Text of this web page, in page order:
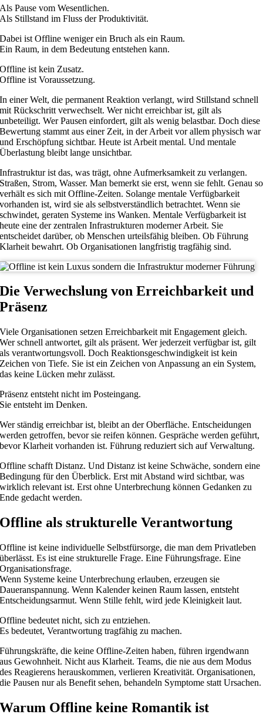
Als Pause vom Wesentlichen.
Als Stillstand im Fluss der Produktivität.
Dabei ist Offline weniger ein Bruch als ein Raum.
Ein Raum, in dem Bedeutung entstehen kann.
Offline ist kein Zusatz.
Offline ist Voraussetzung.
In einer Welt, die permanent Reaktion verlangt, wird Stillstand schnell
mit Rückschritt verwechselt. Wer nicht erreichbar ist, gilt als
unbeteiligt. Wer Pausen einfordert, gilt als wenig belastbar. Doch diese
Bewertung stammt aus einer Zeit, in der Arbeit vor allem physisch war
und Erschöpfung sichtbar. Heute ist Arbeit mental. Und mentale
Überlastung bleibt lange unsichtbar.
Infrastruktur ist das, was trägt, ohne Aufmerksamkeit zu verlangen.
Straßen, Strom, Wasser. Man bemerkt sie erst, wenn sie fehlt. Genau so
verhält es sich mit Offline-Zeiten. Solange mentale Verfügbarkeit
vorhanden ist, wird sie als selbstverständlich betrachtet. Wenn sie
schwindet, geraten Systeme ins Wanken. Mentale Verfügbarkeit ist
heute eine der zentralen Infrastrukturen moderner Arbeit. Sie
entscheidet darüber, ob Menschen urteilsfähig bleiben. Ob Führung
Klarheit bewahrt. Ob Organisationen langfristig tragfähig sind.
Die Verwechslung von Erreichbarkeit und
Präsenz
Viele Organisationen setzen Erreichbarkeit mit Engagement gleich.
Wer schnell antwortet, gilt als präsent. Wer jederzeit verfügbar ist, gilt
als verantwortungsvoll. Doch Reaktionsgeschwindigkeit ist kein
Zeichen von Tiefe. Sie ist ein Zeichen von Anpassung an ein System,
das keine Lücken mehr zulässt.
Präsenz entsteht nicht im Posteingang.
Sie entsteht im Denken.
Wer ständig erreichbar ist, bleibt an der Oberfläche. Entscheidungen
werden getroffen, bevor sie reifen können. Gespräche werden geführt,
bevor Klarheit vorhanden ist. Führung reduziert sich auf Verwaltung.
Offline schafft Distanz. Und Distanz ist keine Schwäche, sondern eine
Bedingung für den Überblick. Erst mit Abstand wird sichtbar, was
wirklich relevant ist. Erst ohne Unterbrechung können Gedanken zu
Ende gedacht werden.
Offline als strukturelle Verantwortung
Offline ist keine individuelle Selbstfürsorge, die man dem Privatleben
überlässt. Es ist eine strukturelle Frage. Eine Führungsfrage. Eine
Organisationsfrage.
Wenn Systeme keine Unterbrechung erlauben, erzeugen sie
Daueranspannung. Wenn Kalender keinen Raum lassen, entsteht
Entscheidungsarmut. Wenn Stille fehlt, wird jede Kleinigkeit laut.
Offline bedeutet nicht, sich zu entziehen.
Es bedeutet, Verantwortung tragfähig zu machen.
Führungskräfte, die keine Offline-Zeiten haben, führen irgendwann
aus Gewohnheit. Nicht aus Klarheit. Teams, die nie aus dem Modus
des Reagierens herauskommen, verlieren Kreativität. Organisationen,
die Pausen nur als Benefit sehen, behandeln Symptome statt Ursachen.
Warum Offline keine Romantik ist